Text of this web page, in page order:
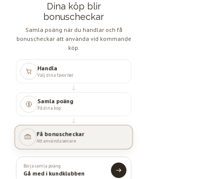
Dina köp blir
bonuscheckar
Samla poäng när du handlar och få
bonuscheckar att använda vid kommande
köp.
Handla
Välj dina favoriter
Samla poäng
På dina köp
Få bonuscheckar
Att använda senare
Börja samla poäng
Gå med i kundklubben